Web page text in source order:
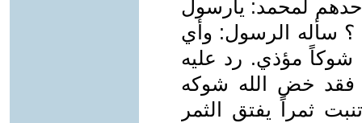
لمحمد: يارسول
سأله الرسول: وأي
شوكاً مؤذي. رد عليه
فقد خض الله شوكه
ثمراً يفتق الثمر